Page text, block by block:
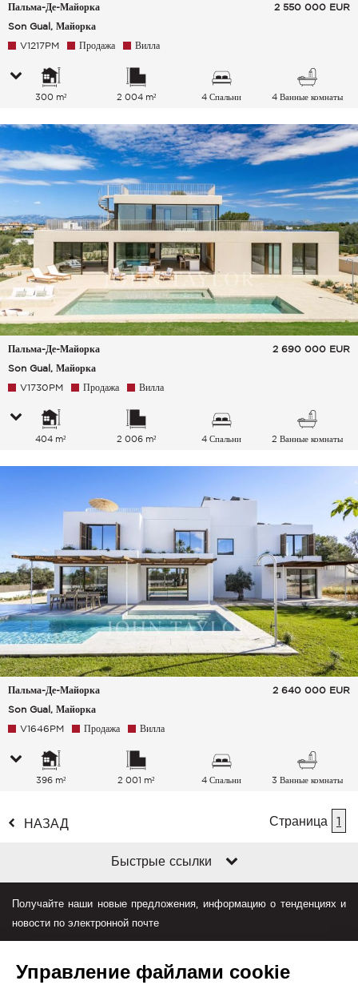
Пальма-Де-Майорка
Son Gual, Майорка
2 550 000 EUR
V1217PM Продажа Вилла
300 m² 2 004 m² 4 Спальни 4 Ванные комнаты
Пальма-Де-Майорка
Son Gual, Майорка
2 690 000 EUR
V1730PM Продажа Вилла
404 m² 2 006 m² 4 Спальни 2 Ванные комнаты
Пальма-Де-Майорка
Son Gual, Майорка
2 640 000 EUR
V1646PM Продажа Вилла
396 m² 2 001 m² 4 Спальни 3 Ванные комнаты
НАЗАД Страница 1
Быстрые ссылки
Получайте наши новые предложения, информацию о тенденциях и
новости по электронной почте
Управление файлами cookie